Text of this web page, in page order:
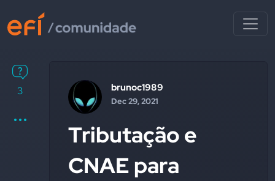
3 brunoc1989
Dec 29, 2021
Tributação e
CNAE para